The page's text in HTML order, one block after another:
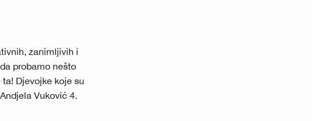
zanimljivih i
probamo nešto
Djevojke koje su
Vuković 4.